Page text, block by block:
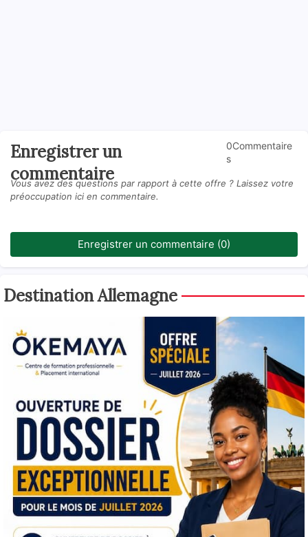
Enregistrer un
commentaire
0Commentaire
s
Vous avez des questions par rapport à cette offre ? Laissez votre
préoccupation ici en commentaire.
Enregistrer un commentaire (0)
Destination Allemagne